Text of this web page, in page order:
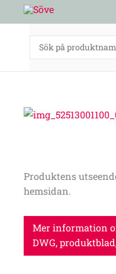
Hoppa
till
innehåll
Produktens
hemsidan.
Mer information
DWG,